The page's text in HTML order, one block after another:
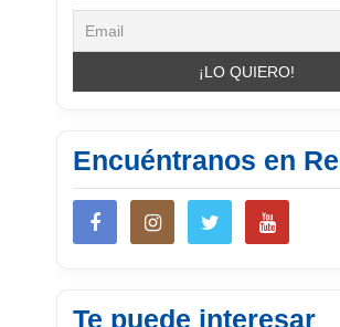
Encuéntranos en
Te puede interesar